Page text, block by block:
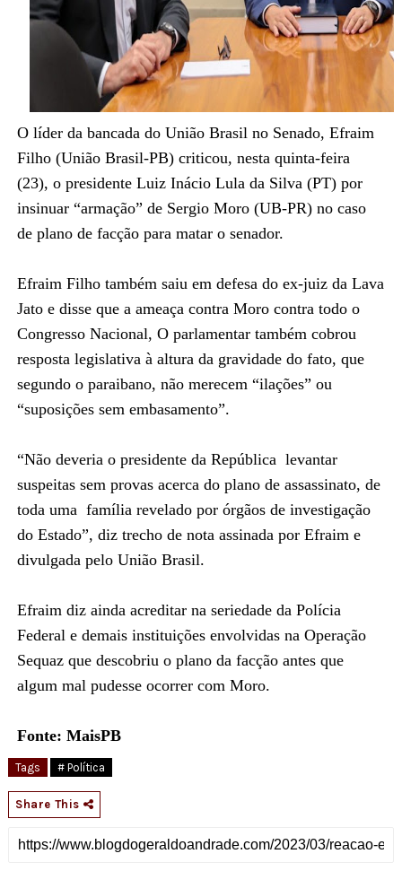
O líder da bancada do União Brasil no Senado, Efraim
Filho (União Brasil-PB) criticou, nesta quinta-feira
(23), o presidente Luiz Inácio Lula da Silva (PT) por
insinuar “armação” de Sergio Moro (UB-PR) no caso
de plano de facção para matar o senador.
Efraim Filho também saiu em defesa do ex-juiz da Lava
Jato e disse que a ameaça contra Moro contra todo o
Congresso Nacional, O parlamentar também cobrou
resposta legislativa à altura da gravidade do fato, que
segundo o paraibano, não merecem “ilações” ou
“suposições sem embasamento”.
“Não deveria o presidente da República levantar
suspeitas sem provas acerca do plano de assassinato, de
toda uma família revelado por órgãos de investigação
do Estado”, diz trecho de nota assinada por Efraim e
divulgada pelo União Brasil.
Efraim diz ainda acreditar na seriedade da Polícia
Federal e demais instituições envolvidas na Operação
Sequaz que descobriu o plano da facção antes que
algum mal pudesse ocorrer com Moro.
Fonte: MaisPB
Tags # Política
Share This